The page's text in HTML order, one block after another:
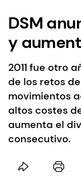
DSM
y
2011 fue otro
de los retos
movimientos
altos costes
aumenta el
consecutivo.